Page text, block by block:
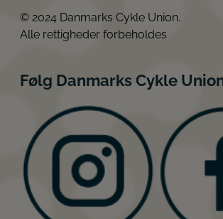
© 2024 Danmarks Cykle Union.
Alle rettigheder forbeholdes
Følg Danmarks Cykle